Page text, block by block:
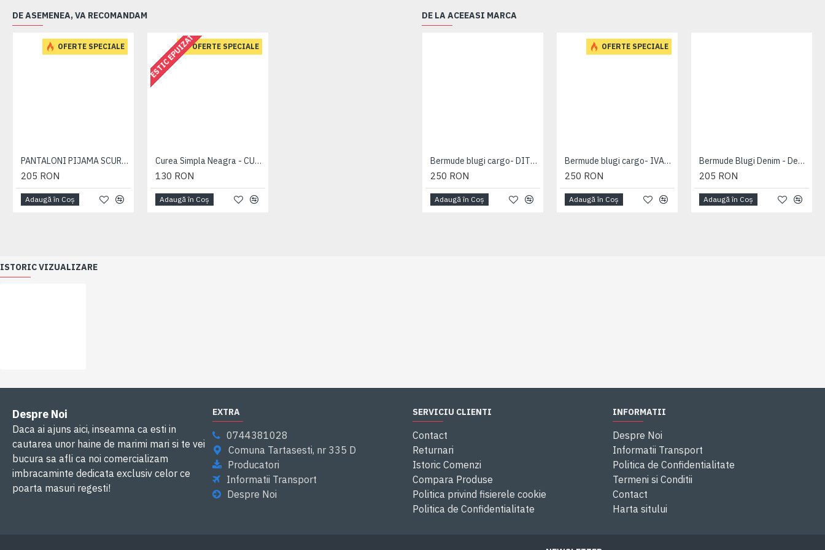
DE ASEMENEA, VA RECOMANDAM
OFERTE SPECIALE
PANTALONI PIJAMA SCURTI BLEUMARIN – PACHET 2 BUCATI - 2XL 3XL 4XL 5XL 6XL
205 RON
Adaugă în Coş
OFERTE SPECIALE
ESTIC EPUIZAT
Curea Simpla Neagra - CUREA PLAIN NEAGRA - 2XL 3XL 4XL 5XL 6XL 7XL
130 RON
Adaugă în Coş
DE LA ACEEASI MARCA
Bermude blugi cargo- DITO B - MID USED - 2XL 3XL 4XL 5XL 6XL 7XL
250 RON
Adaugă în Coş
OFERTE SPECIALE
Bermude blugi cargo- IVAN DARK USED - 2XL 3XL 4XL 5XL 6XL 7XL
250 RON
Adaugă în Coş
Bermude Blugi Denim - Denim Cargo Shorts - 2XL 3XL 4XL 5XL 6XL 7XL
205 RON
Adaugă în Coş
ISTORIC VIZUALIZARE
Despre Noi
Daca ai ajuns aici, inseamna ca esti in
cautarea unor haine de marimi mari si te vei
bucura sa afli ca noi comercializam
imbracaminte dedicata exclusiv celor ce
poarta masuri regesti!
EXTRA
0744381028
Comuna Tartasesti, nr 335 D
Producatori
Informatii Transport
Despre Noi
SERVICIU CLIENTI
Contact
Returnari
Istoric Comenzi
Compara Produse
Politica privind fisierele cookie
Politica de Confidentialitate
INFORMATII
Despre Noi
Informatii Transport
Politica de Confidentialitate
Termeni si Conditii
Contact
Harta sitului